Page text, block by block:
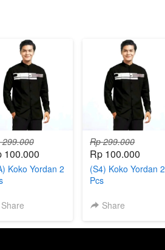
299.000
100.000
Koko Yordan 2
Share
Rp 299.000
Rp 100.000
(S4) Koko Yordan 2
Pcs
Share